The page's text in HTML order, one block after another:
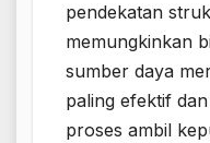
pendekatan
memungkinkan
sumber daya
paling efektif
proses ambil